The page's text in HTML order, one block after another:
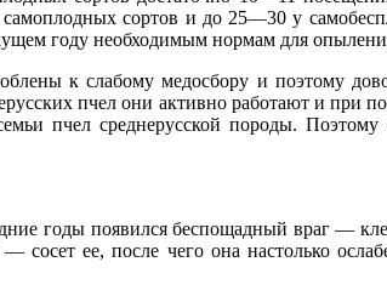
сортов и до 25—30 у
году необходимым нормам для
к слабому медосбору и поэтому
пчел они активно работают и при
пчел среднерусской породы. Поэтому
годы появился беспощадный враг —
ее, после чего она настолько